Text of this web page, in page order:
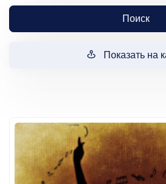
Поиск
Показать на